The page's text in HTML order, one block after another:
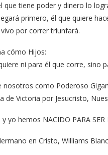
que tiene poder y dinero lo
primero, él que quiere
por correr triunfará.
cómo Hijos:
ni para él que corre, sino
nosotros como Poderoso
de Victoria por Jesucristo,
yo hemos NACIDO PARA
en Cristo, Williams